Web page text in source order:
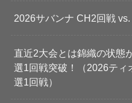
2026サバンナ CH2回戦
直近2大会とは錦織の状態
選1回戦突破！（2026ティ
選1回戦）